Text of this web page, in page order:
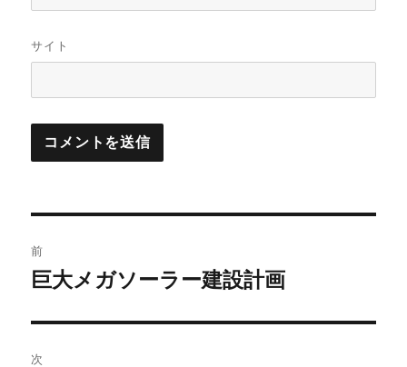
サイト
稿
ビ
前
前
投
稿:
巨大メガソーラー建設計画
次